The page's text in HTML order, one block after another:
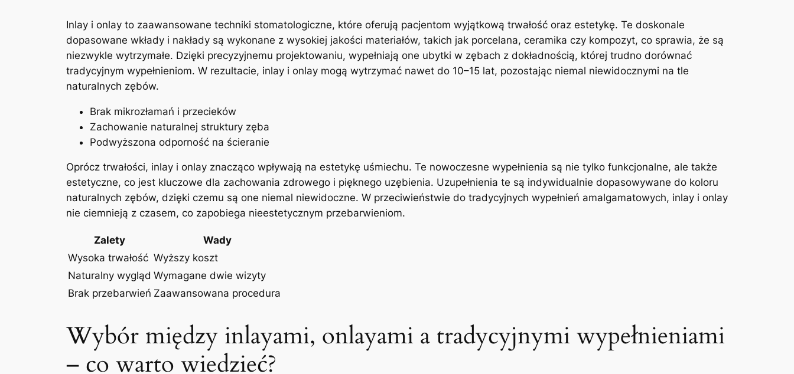
Inlay ‌i onlay ⁢to ⁤zaawansowane techniki stomatologiczne, które⁤ oferują pacjentom ⁣wyjątkową trwałość⁣ oraz estetykę. Te​ doskonale
dopasowane wkłady i nakłady ‌są wykonane z wysokiej jakości⁢ materiałów, ‍takich‌ jak porcelana, ceramika czy⁣ kompozyt, co sprawia, że są⁤
niezwykle wytrzymałe. Dzięki precyzyjnemu projektowaniu, wypełniają one ​ubytki⁤ w zębach z dokładnością, której trudno dorównać⁣
tradycyjnym wypełnieniom. W ‍rezultacie, inlay i onlay ‌mogą wytrzymać nawet do 10–15 lat,⁢ pozostając ‍niemal ​niewidocznymi na tle
naturalnych zębów.
Brak‌ mikrozłamań i przecieków
Zachowanie ​naturalnej struktury zęba
Podwyższona odporność na ścieranie
Oprócz trwałości, inlay i onlay ⁤znacząco wpływają‍ na ​estetykę​ uśmiechu. ⁣Te​ nowoczesne wypełnienia ‍są nie ⁤tylko ⁢funkcjonalne, ale także ​
estetyczne,‍ co jest kluczowe dla zachowania zdrowego i ⁤pięknego uzębienia. Uzupełnienia ‍te‍ są indywidualnie dopasowywane do ​koloru
naturalnych zębów, ​dzięki czemu ​są one niemal⁣ niewidoczne. ⁢W przeciwieństwie do tradycyjnych wypełnień‌ amalgamatowych, inlay i‌ onlay
nie ciemnieją z czasem, co zapobiega nieestetycznym przebarwieniom.
Zalety
Wady
Wysoka ⁣trwałość Wyższy⁤ koszt
Naturalny wygląd Wymagane ‌dwie wizyty
Brak przebarwień Zaawansowana procedura
Wybór​ między⁣ inlayami, onlayami a‌ tradycyjnymi ‍wypełnieniami
‌– co warto wiedzieć?